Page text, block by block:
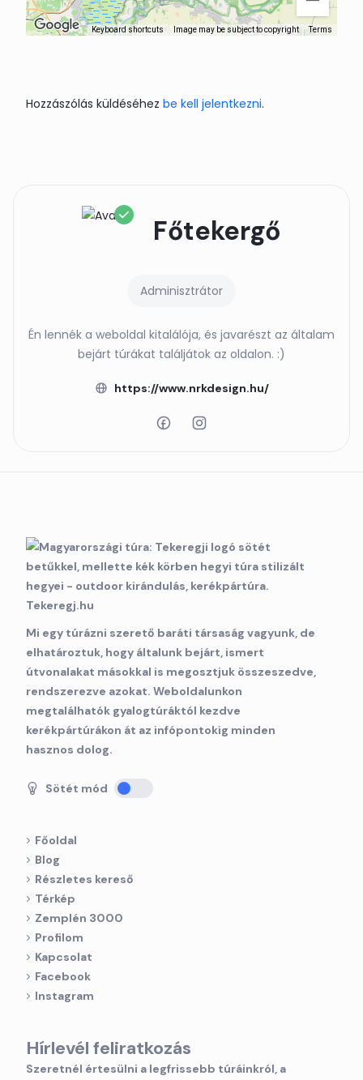
Keyboard shortcuts Image may be subject to copyright Terms
Főtekergő
Adminisztrátor
Én lennék a weboldal kitalálója, és javarészt az általam
bejárt túrákat találjátok az oldalon. :)
https://www.nrkdesign.hu/
Hozzászólás küldéséhez be kell jelentkezni.
Mi egy túrázni szerető baráti társaság vagyunk, de
elhatároztuk, hogy általunk bejárt, ismert
útvonalakat másokkal is megosztjuk összeszedve,
rendszerezve azokat. Weboldalunkon
megtalálhatók gyalogtúráktól kezdve
kerékpártúrákon át az infópontokig minden
hasznos dolog.
Sötét mód
Főoldal
Blog
Részletes kereső
Térkép
Zemplén 3000
Profilom
Kapcsolat
Facebook
Instagram
Hírlevél feliratkozás
Szeretnél értesülni a legfrissebb túráinkról, a